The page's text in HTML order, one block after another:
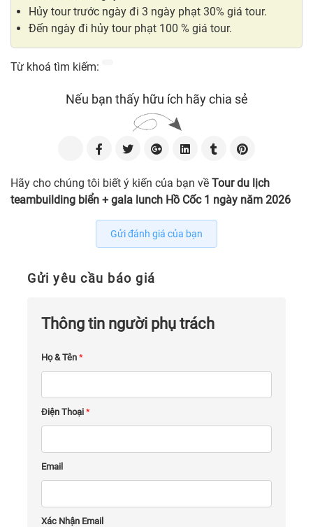
Hủy tour trước ngày đi 3 ngày phạt 30% giá tour.
Đến ngày đi hủy tour phạt 100 % giá tour.
Từ khoá tìm kiếm:
Nếu bạn thấy hữu ích hãy chia sẻ
Hãy cho chúng tôi biết ý kiến của bạn về Tour du lịch
teambuilding biển + gala lunch Hồ Cốc 1 ngày năm 2026
Gửi đánh giá của bạn
Gửi yêu cầu báo giá
Thông tin người phụ trách
Họ & Tên *
Điện Thoại *
Email
Xác Nhận Email